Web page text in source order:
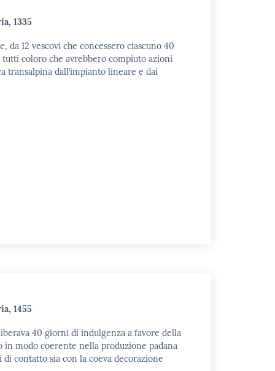
1335
da 12 vescovi che concessero ciascuno 40
coloro che avrebbero compiuto azioni
transalpina dall’impianto lineare e dai
1455
40 giorni di indulgenza a favore della
in modo coerente nella produzione padana
contatto sia con la coeva decorazione